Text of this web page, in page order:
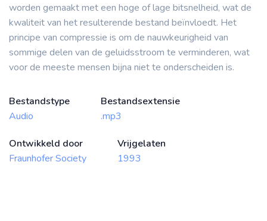
worden gemaakt met een hoge of lage bitsnelheid, wat de
kwaliteit van het resulterende bestand beïnvloedt. Het
principe van compressie is om de nauwkeurigheid van
sommige delen van de geluidsstroom te verminderen, wat
voor de meeste mensen bijna niet te onderscheiden is.
Bestandstype
Audio
Bestandsextensie
.mp3
Ontwikkeld door
Fraunhofer Society
Vrijgelaten
1993